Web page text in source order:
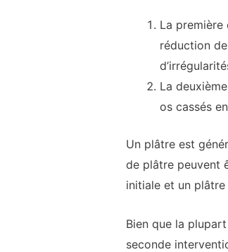
La première
réduction
La
os cassés
Un plâtre est
de plâtre peuvent
initiale et un
Bien que la
seconde